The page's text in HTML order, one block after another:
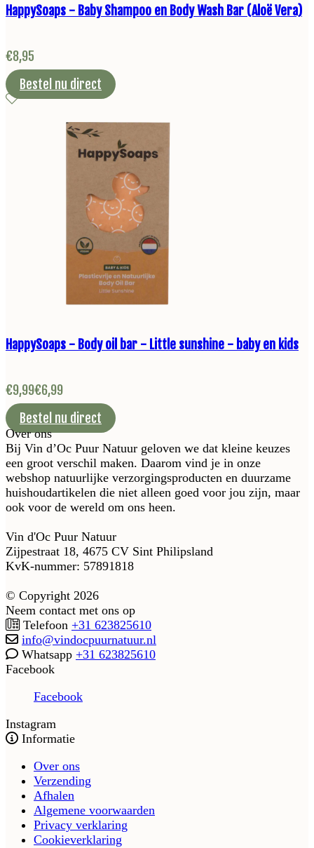
HappySoaps - Baby Shampoo en Body Wash Bar (Aloë Vera)
€8,95
Bestel nu direct
HappySoaps - Body oil bar - Little sunshine - baby en kids
€9,99€6,99
Bestel nu direct
Over ons
Bij Vin d’Oc Puur Natuur geloven we dat kleine keuzes
een groot verschil maken. Daarom vind je in onze
webshop natuurlijke verzorgingsproducten en duurzame
huishoudartikelen die niet alleen goed voor jou zijn, maar
ook voor de wereld om ons heen.
Vin d'Oc Puur Natuur
Zijpestraat 18, 4675 CV Sint Philipsland
KvK-nummer: 57891818
© Copyright 2026
Neem contact met ons op
Telefoon +31 623825610
info@vindocpuurnatuur.nl
Whatsapp +31 623825610
Facebook
Facebook
Instagram
Informatie
Over ons
Verzending
Afhalen
Algemene voorwaarden
Privacy verklaring
Cookieverklaring